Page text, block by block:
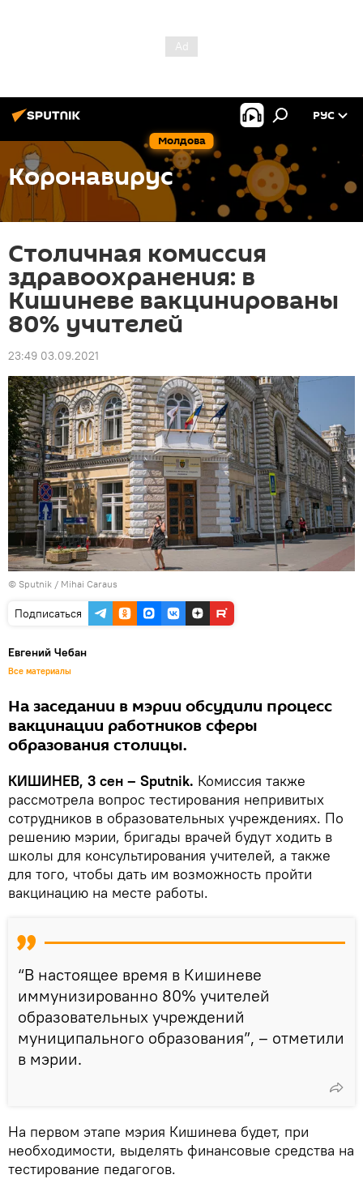
Молдова
РУС
Коронавирус
Столичная комиссия
здравоохранения: в
Кишиневе вакцинированы
80% учителей
23:49 03.09.2021
© Sputnik / Mihai Caraus
Подписаться
Евгений Чебан
Все материалы
На заседании в мэрии обсудили процесс
вакцинации работников сферы
образования столицы.
КИШИНЕВ, 3 сен – Sputnik. Комиссия также
рассмотрела вопрос тестирования непривитых
сотрудников в образовательных учреждениях. По
решению мэрии, бригады врачей будут ходить в
школы для консультирования учителей, а также
для того, чтобы дать им возможность пройти
вакцинацию на месте работы.
“В настоящее время в Кишиневе
иммунизированно 80% учителей
образовательных учреждений
муниципального образования”, – отметили
в мэрии.
На первом этапе мэрия Кишинева будет, при
необходимости, выделять финансовые средства на
тестирование педагогов.